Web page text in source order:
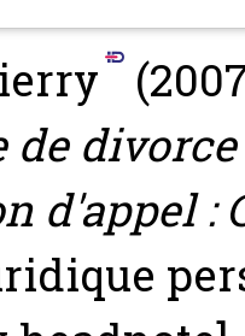
d'appel :